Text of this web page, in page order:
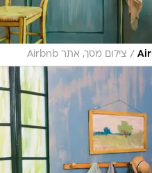
/ צילום מסך, אתר Airbnb